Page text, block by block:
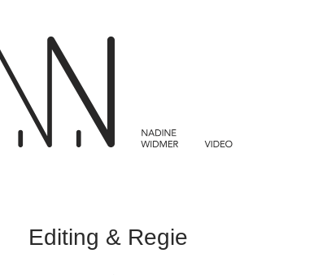
Editing & Regie